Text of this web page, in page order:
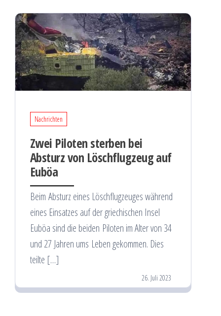
Nachrichten
Zwei Piloten sterben bei
Absturz von Löschflugzeug auf
Euböa
Beim Absturz eines Löschflugzeuges während
eines Einsatzes auf der griechischen Insel
Euböa sind die beiden Piloten im Alter von 34
und 27 Jahren ums Leben gekommen. Dies
teilte […]
26. Juli 2023